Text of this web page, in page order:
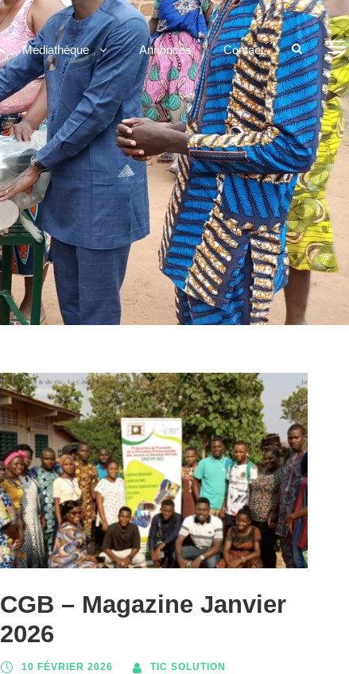
Médiathèque Annonces Contact
CGB – Magazine Janvier
2026
10 FÉVRIER 2026 TIC SOLUTION